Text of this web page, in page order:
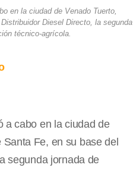
en la ciudad de Venado Tuerto,
Diesel Directo, la segunda
técnico-agrícola.
a cabo en la ciudad de
Fe, en su base del
segunda jornada de